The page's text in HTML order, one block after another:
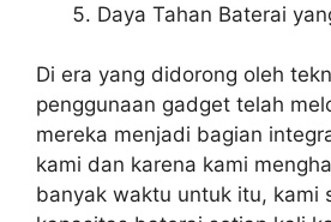
Daya Tahan Baterai
Di era yang didorong oleh
penggunaan gadget telah
mereka menjadi bagian
kami dan karena kami
banyak waktu untuk itu, kami